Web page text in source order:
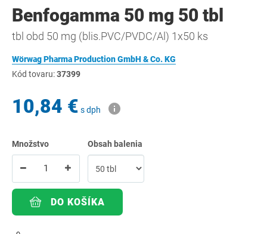
Benfogamma 50 mg 50 tbl
tbl obd 50 mg (blis.PVC/PVDC/Al) 1x50 ks
Wörwag Pharma Production GmbH & Co. KG
Kód tovaru:37399
10,84 € s dph
Množstvo Obsah balenia
DO KOŠÍKA